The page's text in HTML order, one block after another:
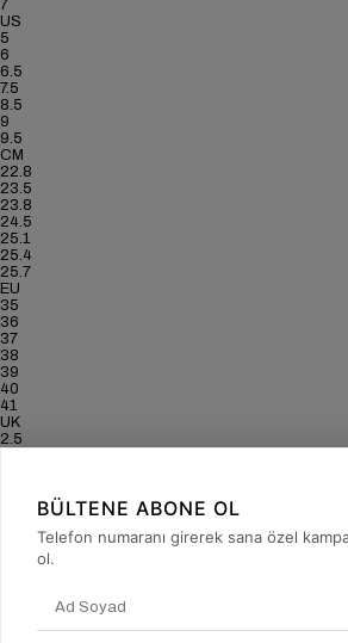
7
US
5
6
6.5
7.5
8.5
9
9.5
CM
22.8
23.5
23.8
24.5
25.1
25.4
25.7
EU
35
36
37
38
39
40
41
UK
2.5
BÜLTENE ABONE OL
Telefon numaranı girerek sana özel
ol.